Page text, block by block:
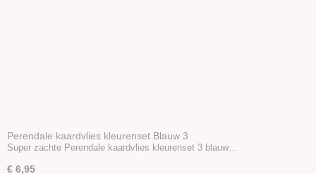
Perendale kaardvlies kleurenset Blauw 3
Super zachte Perendale kaardvlies kleurenset 3 blauw…
€ 6,95